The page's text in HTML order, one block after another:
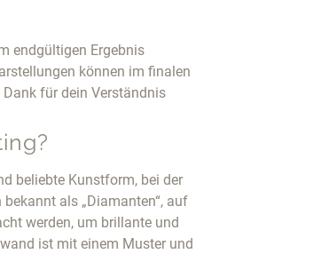
endgültigen Ergebnis
können im finalen
für dein Verständnis
beliebte Kunstform, bei der
als „Diamanten“, auf
werden, um brillante und
ist mit einem Muster und